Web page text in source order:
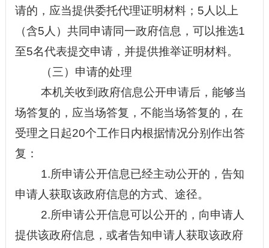
请的，应当提供委托代理证明材料；5人以上
（含5人）共同申请同一政府信息，可以推选1
至5名代表提交申请，并提供推举证明材料。
（三）申请的处理
本机关收到政府信息公开申请后，能够当
场答复的，应当场答复，不能当场答复的，在
受理之日起20个工作日内根据情况分别作出答
复：
1.所申请公开信息已经主动公开的，告知
申请人获取该政府信息的方式、途径。
2.所申请公开信息可以公开的，向申请人
提供该政府信息，或者告知申请人获取该政府